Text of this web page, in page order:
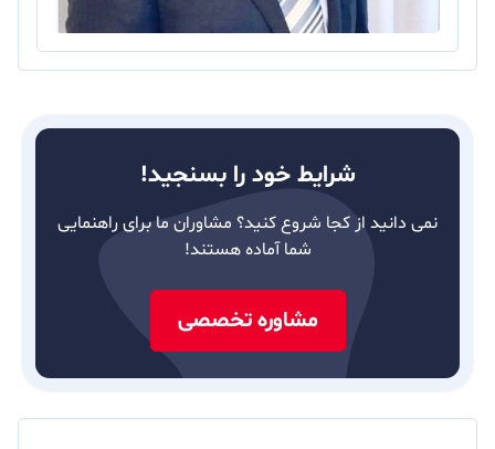
شرایط خود را بسنجید!
نمی دانید از کجا شروع کنید؟ مشاوران ما برای راهنمایی
شما آماده هستند!
مشاوره تخصصی